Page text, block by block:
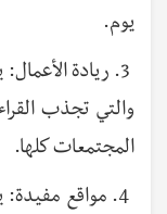
يوم.
3. ريادة
والتي تجذب
المجتمعات كلها.
4. مواقع مفيدة: